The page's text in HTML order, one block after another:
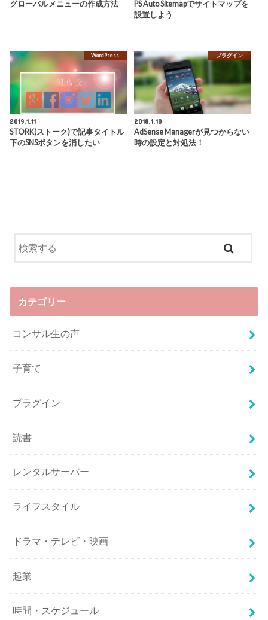
グローバルメニューの作成方法
PS Auto Sitemapでサイトマップを
設置しよう
WordPress
2019.1.11
STORK(ストーク)で記事タイトル
下のSNSボタンを消したい
プラグイン
2018.1.10
AdSense Managerが見つからない
時の設定と対処法！
カテゴリー
コンサル生の声
子育て
プラグイン
読書
レンタルサーバー
ライフスタイル
ドラマ・テレビ・映画
起業
時間・スケジュール